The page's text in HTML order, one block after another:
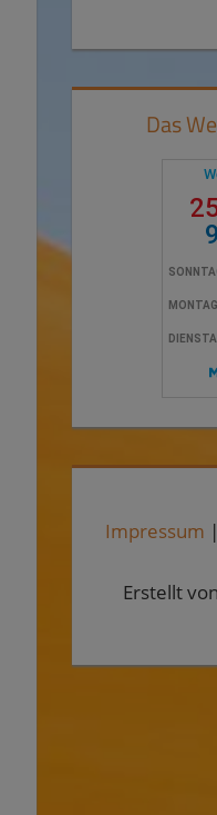
Das
Impressum |
Erstellt von